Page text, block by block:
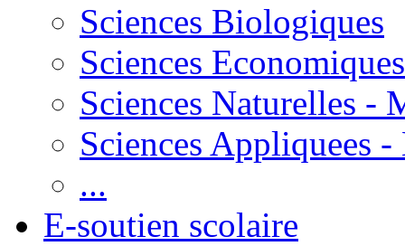
Sciences Biologiques
Sciences Economiques
Sciences Naturelles -
Sciences Appliquees
...
E-soutien scolaire